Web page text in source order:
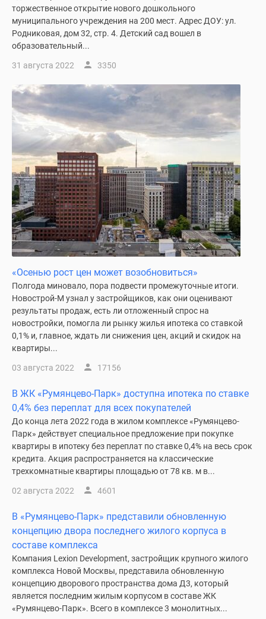
торжественное открытие нового дошкольного
муниципального учреждения на 200 мест. Адрес ДОУ: ул.
Родниковая, дом 32, стр. 4. Детский сад вошел в
образовательный...
31 августа 2022 3350
«Осенью рост цен может возобновиться»
Полгода миновало, пора подвести промежуточные итоги.
Новострой-М узнал у застройщиков, как они оценивают
результаты продаж, есть ли отложенный спрос на
новостройки, помогла ли рынку жилья ипотека со ставкой
0,1% и, главное, ждать ли снижения цен, акций и скидок на
квартиры...
03 августа 2022 17156
В ЖК «Румянцево-Парк» доступна ипотека по ставке
0,4% без переплат для всех покупателей
До конца лета 2022 года в жилом комплексе «Румянцево-
Парк» действует специальное предложение при покупке
квартиры в ипотеку без переплат по ставке 0,4% на весь срок
кредита. Акция распространяется на классические
трехкомнатные квартиры площадью от 78 кв. м в...
02 августа 2022 4601
В «Румянцево-Парк» представили обновленную
концепцию двора последнего жилого корпуса в
составе комплекса
Компания Lexion Development, застройщик крупного жилого
комплекса Новой Москвы, представила обновленную
концепцию дворового пространства дома Д3, который
является последним жилым корпусом в составе ЖК
«Румянцево-Парк». Всего в комплексе 3 монолитных...